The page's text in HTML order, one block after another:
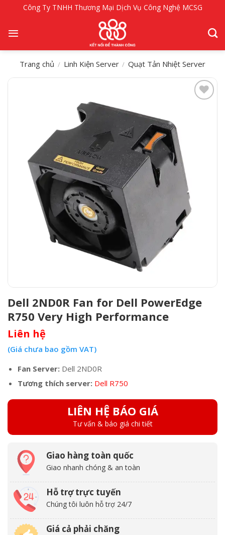
nội
Công Ty TNHH Thương Mại Dịch Vụ Công Nghệ MCSG
Trang chủ / Linh Kiện Server / Quạt Tản Nhiệt Server
Dell 2ND0R Fan for Dell PowerEdge
R750 Very High Performance
Liên hệ
(Giá chưa bao gồm VAT)
Fan Server:Dell 2ND0R
Tương thích server: Dell R750
LIÊN HỆ BÁO GIÁ
Tư vấn & báo giá chi tiết
Giao hàng toàn quốc
Giao nhanh chóng & an toàn
Hỗ trợ trực tuyến
Chúng tôi luôn hỗ trợ 24/7
Giá cả phải chăng